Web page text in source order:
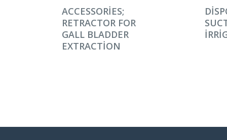
DEVAMINI OKU
ACCESSORIES;
RETRACTOR FOR
GALL BLADDER
EXTRACTION